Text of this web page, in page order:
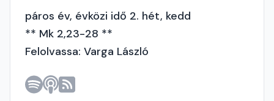
páros év, évközi idő 2. hét, kedd
** Mk 2,23-28 **
Felolvassa: Varga László